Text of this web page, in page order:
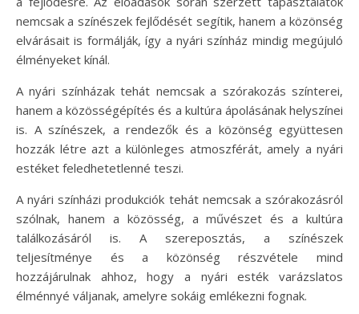
nemcsak a színészek fejlődését segítik, hanem a közönség
elvárásait is formálják, így a nyári színház mindig megújuló
élményeket kínál.
A nyári színházak tehát nemcsak a szórakozás színterei,
hanem a közösségépítés és a kultúra ápolásának helyszínei
is. A színészek, a rendezők és a közönség együttesen
hozzák létre azt a különleges atmoszférát, amely a nyári
estéket feledhetetlenné teszi.
A nyári színházi produkciók tehát nemcsak a szórakozásról
szólnak, hanem a közösség, a művészet és a kultúra
találkozásáról is. A szereposztás, a színészek
teljesítménye és a közönség részvétele mind
hozzájárulnak ahhoz, hogy a nyári esték varázslatos
élménnyé váljanak, amelyre sokáig emlékezni fognak.